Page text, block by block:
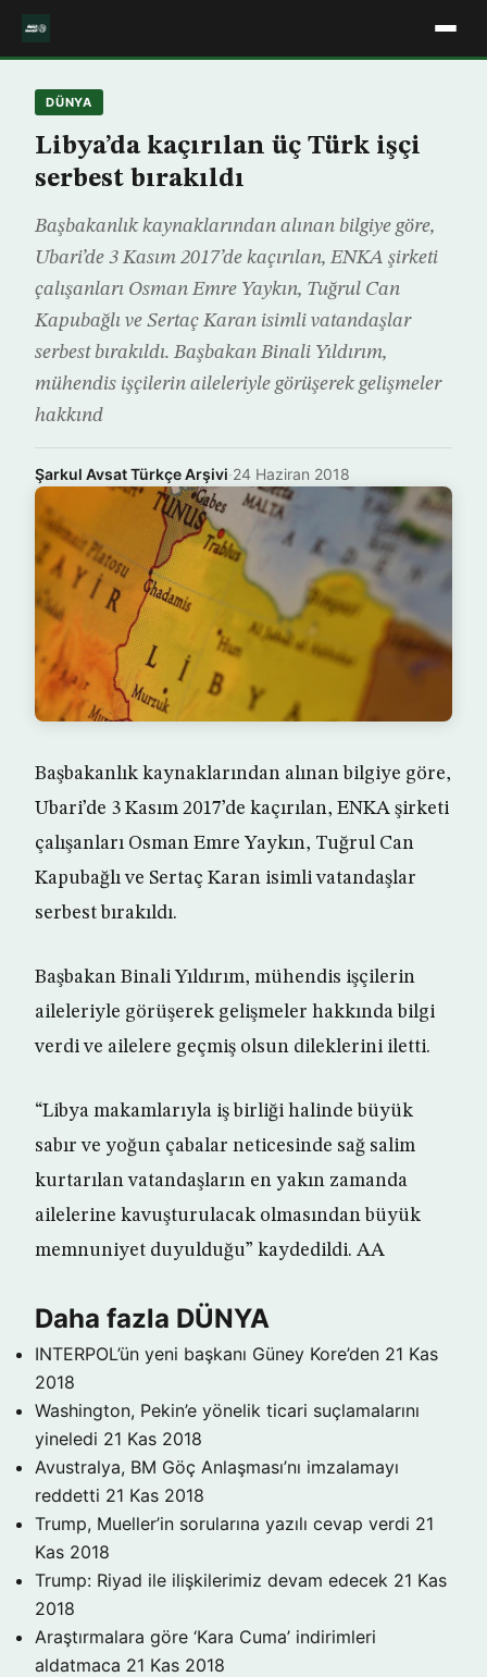
DÜNYA
Libya’da kaçırılan üç Türk işçi
serbest bırakıldı
Başbakanlık kaynaklarından alınan bilgiye göre,
Ubari’de 3 Kasım 2017’de kaçırılan, ENKA şirketi
çalışanları Osman Emre Yaykın, Tuğrul Can
Kapubağlı ve Sertaç Karan isimli vatandaşlar
serbest bırakıldı. Başbakan Binali Yıldırım,
mühendis işçilerin aileleriyle görüşerek gelişmeler
hakkınd
Şarkul Avsat Türkçe Arşivi·24 Haziran 2018
Başbakanlık kaynaklarından alınan bilgiye göre,
Ubari’de 3 Kasım 2017’de kaçırılan, ENKA şirketi
çalışanları Osman Emre Yaykın, Tuğrul Can
Kapubağlı ve Sertaç Karan isimli vatandaşlar
serbest bırakıldı.
Başbakan Binali Yıldırım, mühendis işçilerin
aileleriyle görüşerek gelişmeler hakkında bilgi
verdi ve ailelere geçmiş olsun dileklerini iletti.
“Libya makamlarıyla iş birliği halinde büyük
sabır ve yoğun çabalar neticesinde sağ salim
kurtarılan vatandaşların en yakın zamanda
ailelerine kavuşturulacak olmasından büyük
memnuniyet duyulduğu” kaydedildi. AA
Daha fazla DÜNYA
INTERPOL’ün yeni başkanı Güney Kore’den 21 Kas
2018
Washington, Pekin’e yönelik ticari suçlamalarını
yineledi 21 Kas 2018
Avustralya, BM Göç Anlaşması’nı imzalamayı
reddetti 21 Kas 2018
Trump, Mueller’in sorularına yazılı cevap verdi 21
Kas 2018
Trump: Riyad ile ilişkilerimiz devam edecek 21 Kas
2018
Araştırmalara göre ‘Kara Cuma’ indirimleri
aldatmaca 21 Kas 2018